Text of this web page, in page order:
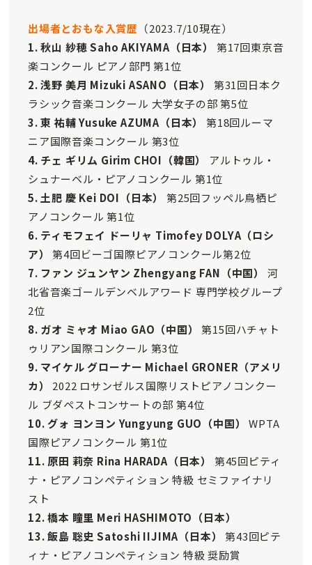
出場者とおもな入賞歴 （2023.7/10現在）
1. 秋山 紗穂 Saho AKIYAMA（日本）
第17回東京音
楽コンクール ピアノ部門 第1位
2. 浅野 美月 Mizuki ASANO （日本）
第31回日本ク
ラシック音楽コンクール 大学女子の部 第5位
3. 東 祐輔 Yusuke AZUMA （日本）
第18回ルーマ
ニア国際音楽コンクール 第3位
4. チェ ギリム Girim CHOI（韓国）
アルトゥル・
シュナーベル・ピアノコンクール 第1位
5. 土肥 慶 Kei DOI（日本）
第25回フッペル鳥栖ピ
アノコンクール 第1位
6. ティモフェイ ドーリャ Timofey DOLYA（ロシ
ア）
第4回ビーゴ国際ピアノコンクール第2位
7. ファン ジュンヤン Zhengyang FAN （中国）
河
北省音楽ゴールデンベルアワード 専門学校グループ
2位
8. ガオ ミャオ Miao GAO（中国）
第15回ハチャト
ゥリアン国際コンクール 第3位
9. マイケル グローナー Michael GRONER（アメリ
カ）
2022 ロサンゼルス国際リストピアノコンクー
ル ブダペストコンサートの部 第4位
10. グォ ヨンヨン Yungyung GUO （中国）
WPTA
国際ピアノコンクール 第1位
11. 原田 莉奈 Rina HARADA （日本）
第45回ピティ
ナ・ピアノコンペティション 特級 セミファイナリ
スト
12. 橋本 瞳里 Meri HASHIMOTO （日本）
13. 飯島 聡史 Satoshi IIJIMA （日本）
第43回ピテ
ィナ・ピアノコンペティション 特級 奨励賞